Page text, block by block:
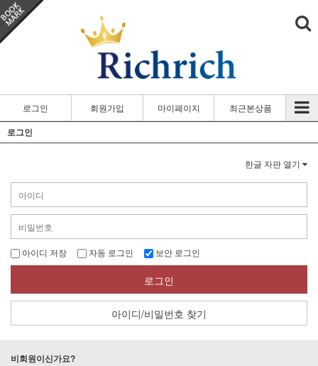
로그인 회원가입 마이페이지 최근본상품
로그인
한글 자판 열기
아이디 저장 자동 로그인 보안 로그인
로그인
아이디/비밀번호 찾기
비회원이신가요?